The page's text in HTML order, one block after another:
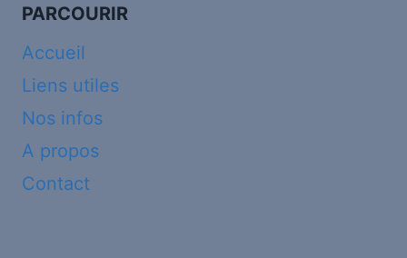
PARCOURIR
Accueil
Liens utiles
Nos infos
A propos
Contact